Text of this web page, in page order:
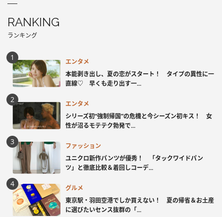
RANKING
ランキング
エンタメ
本能剥き出し、夏の恋がスタート！ タイプの異性に一
直線♡ 早くも走り出す一...
エンタメ
シリーズ初“強制帰国”の危機と今シーズン初キス！ 女
性が沼るモテテク勃発で...
ファッション
ユニクロ新作パンツが優秀！ 「タックワイドパン
ツ」と徹底比較＆着回しコーデ...
グルメ
東京駅・羽田空港でしか買えない！ 夏の帰省＆お土産
に選びたいセンス抜群の「...